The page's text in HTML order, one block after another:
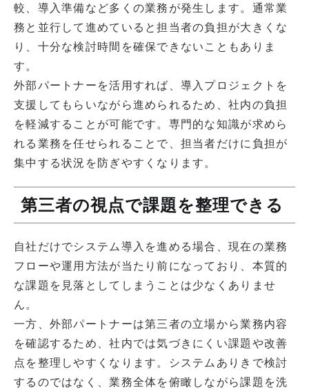
較、導入準備など多くの業務が発生します。通常業
務と並行して進めていると担当者の負担が大きくな
り、十分な検討時間を確保できないこともありま
す。
外部パートナーを活用すれば、導入プロジェクトを
支援してもらいながら進められるため、社内の負担
を軽減することが可能です。専門的な知識が求めら
れる業務を任せられることで、担当者だけに負担が
集中する状況を防ぎやすくなります。
第三者の視点で課題を整理できる
自社だけでシステム導入を進める場合、現在の業務
フローや運用方法が当たり前になっており、本質的
な課題を見落としてしまうことは少なくありませ
ん。
一方、外部パートナーは第三者の立場から業務内容
を確認するため、社内では気づきにくい課題や改善
点を整理しやすくなります。システムありきで検討
するのではなく、業務全体を俯瞰しながら課題を洗